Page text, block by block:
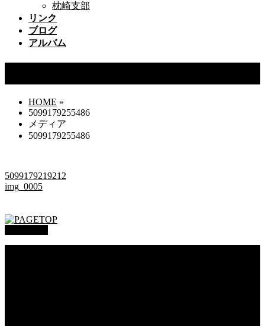
枕崎支部
リンク
ブログ
アルバム
HOME »
5099179255486
メディア
5099179255486
5099179219212
img_0005